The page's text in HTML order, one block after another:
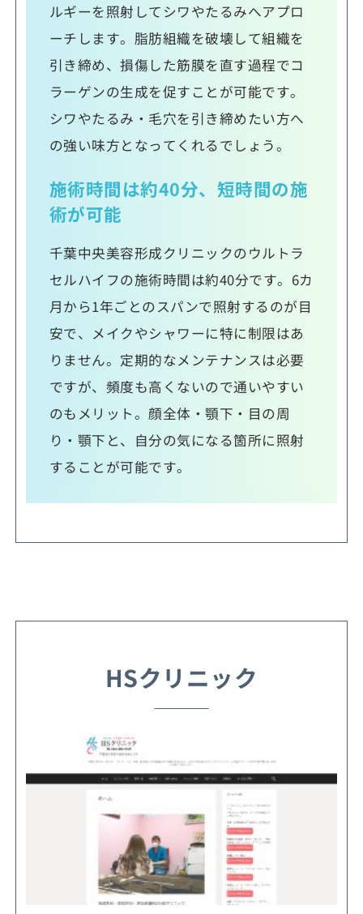
ルギーを照射してシワやたるみへアプロ
ーチします。脂肪組織を破壊して組織を
引き締め、損傷した筋膜を直す過程でコ
ラーゲンの生成を促すことが可能です。
シワやたるみ・毛穴を引き締めたい方へ
の強い味方となってくれるでしょう。
施術時間は約40分、短時間の施
術が可能
千葉中央美容形成クリニックのウルトラ
セルハイフの施術時間は約40分です。6カ
月から1年ごとのスパンで照射するのが目
安で、メイクやシャワーに特に制限はあ
りません。定期的なメンテナンスは必要
ですが、頻度も高くないので通いやすい
のもメリット。顔全体・顎下・目の周
り・顎下と、自分の気になる箇所に照射
することが可能です。
HSクリニック